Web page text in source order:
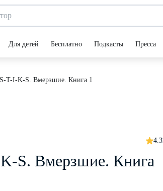
Для детей Бесплатно Подкасты Пресса
T-I-K-S. Вмерзшие. Книга 1
4.3
S. Вмерзшие. Книга